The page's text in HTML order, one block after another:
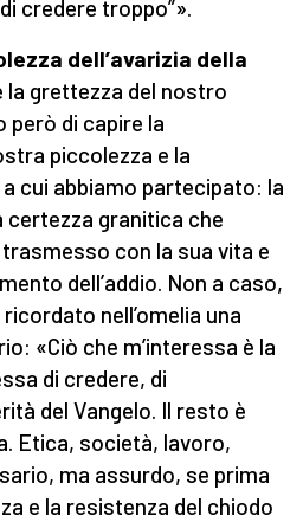
credere troppo”».
dell’avarizia della
la grettezza del nostro
però di capire la
piccolezza e la
a cui abbiamo partecipato: la
certezza granitica che
con la sua vita e
dell’addio. Non a caso,
nell’omelia una
«Ciò che m’interessa è la
di credere, di
del Vangelo. Il resto è
Etica, società, lavoro,
ma assurdo, se prima
e la resistenza del chiodo